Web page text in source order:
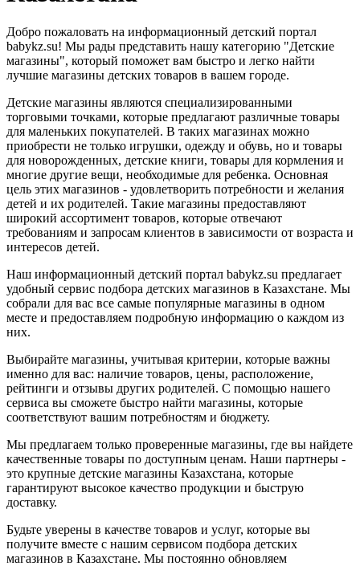
Добро пожаловать на информационный детский портал
babykz.su! Мы рады представить нашу категорию "Детские
магазины", который поможет вам быстро и легко найти
лучшие магазины детских товаров в вашем городе.
Детские магазины являются специализированными
торговыми точками, которые предлагают различные товары
для маленьких покупателей. В таких магазинах можно
приобрести не только игрушки, одежду и обувь, но и товары
для новорожденных, детские книги, товары для кормления и
многие другие вещи, необходимые для ребенка. Основная
цель этих магазинов - удовлетворить потребности и желания
детей и их родителей. Такие магазины предоставляют
широкий ассортимент товаров, которые отвечают
требованиям и запросам клиентов в зависимости от возраста и
интересов детей.
Наш информационный детский портал babykz.su предлагает
удобный сервис подбора детских магазинов в Казахстане. Мы
собрали для вас все самые популярные магазины в одном
месте и предоставляем подробную информацию о каждом из
них.
Выбирайте магазины, учитывая критерии, которые важны
именно для вас: наличие товаров, цены, расположение,
рейтинги и отзывы других родителей. С помощью нашего
сервиса вы сможете быстро найти магазины, которые
соответствуют вашим потребностям и бюджету.
Мы предлагаем только проверенные магазины, где вы найдете
качественные товары по доступным ценам. Наши партнеры -
это крупные детские магазины Казахстана, которые
гарантируют высокое качество продукции и быструю
доставку.
Будьте уверены в качестве товаров и услуг, которые вы
получите вместе с нашим сервисом подбора детских
магазинов в Казахстане. Мы постоянно обновляем